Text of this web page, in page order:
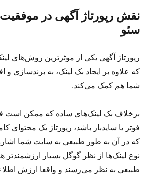
نقش رپورتاژ آگهی در
سئو
رپورتاژ آگهی یکی از موثرترین روش‌های
که علاوه بر ایجاد بک لینک، به برندسازی
شما هم کمک می‌کند.
برخلاف بک لینک‌های ساده که ممکن است
فوتر یا سایدبار باشد، رپورتاژ یک محتوای
که در آن به طور طبیعی به سایت شما
نوع لینک‌ها از نظر گوگل بسیار ارزشمندتر
طبیعی به نظر می‌رسند و واقعا ارزش